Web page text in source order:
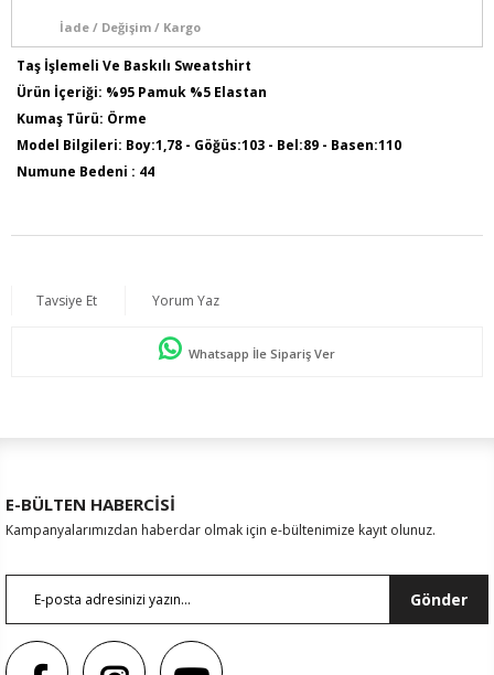
İade / Değişim / Kargo
Taş İşlemeli Ve Baskılı Sweatshirt
Ürün İçeriği: %95 Pamuk %5 Elastan
Kumaş Türü: Örme
Model Bilgileri: Boy:1,78 - Göğüs:103 - Bel:89 - Basen:110
Numune Bedeni : 44
Tavsiye Et Yorum Yaz
Whatsapp İle Sipariş Ver
E-BÜLTEN HABERCİSİ
Kampanyalarımızdan haberdar olmak için e-bültenimize kayıt olunuz.
Gönder